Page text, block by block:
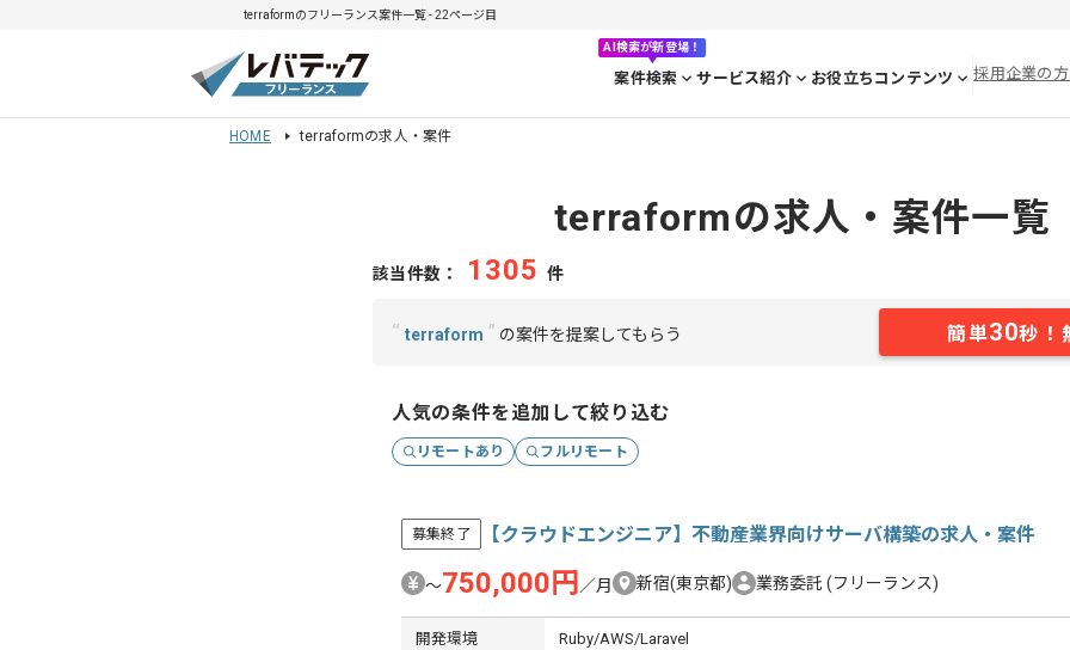
terraformのフリーランス案件一覧 - 22ページ目
AI検索が新登場！
案件検索 サービス紹介 お役立ちコンテンツ 採用企業の
HOME terraformの求人・案件
terraformの求人・案件一覧
該当件数： 1305 件
“ terraform ” の案件を提案してもらう 簡単30秒！
人気の条件を追加して絞り込む
リモートあり フルリモート
募集終了 【クラウドエンジニア】不動産業界向けサーバ構築の求人・案件
〜750,000円 ／月 新宿(東京都) 業務委託 (フリーランス)
開発環境 Ruby/AWS/Laravel